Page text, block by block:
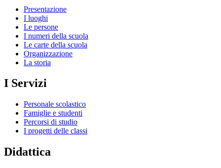
Presentazione
I luoghi
Le persone
I numeri della scuola
Le carte della scuola
Organizzazione
La storia
I Servizi
Personale scolastico
Famiglie e studenti
Percorsi di studio
I progetti delle classi
Didattica